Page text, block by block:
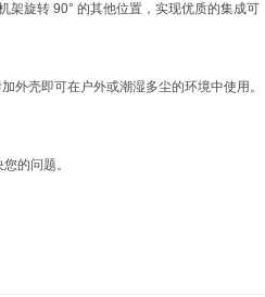
架旋转 90° 的其他位置，实现优质的集成可
外壳即可在户外或潮湿多尘的环境中使用。
的问题。